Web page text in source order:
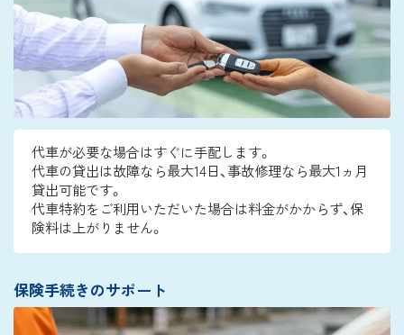
代車が必要な場合はすぐに手配します。
代車の貸出は故障なら最大14日、事故修理なら最大1ヵ月
貸出可能です。
代車特約をご利用いただいた場合は料金がかからず、保
険料は上がりません。
保険手続きのサポート